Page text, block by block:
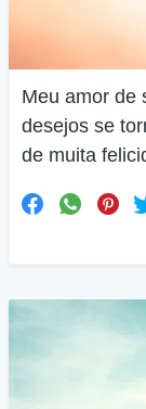
Meu amor de
desejos se
de muita